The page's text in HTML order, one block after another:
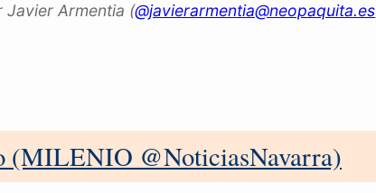
Armentia (@javierarmentia@neopaquita.es
(MILENIO @NoticiasNavarra)